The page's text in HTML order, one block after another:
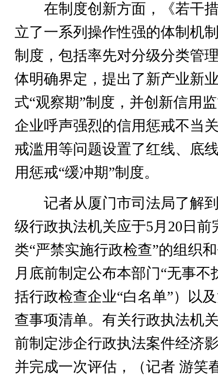
在制度创新方面，《若干措
立了一系列操作性强的体制机
制度，包括率先对分级分类管
体明确界定，提出了新产业新
式“观察期”制度，并创新信用
企业呼声强烈的信用惩戒不当
戒滥用等问题设置了红线、底
用惩戒“缓冲期”制度。
记者从厦门市司法局了解到
级行政执法机关应于5月20日前
类“严禁实施行政检查”的组织
月底前制定公布本部门“无事不
括行政检查企业“白名单”）以
查事项清单。有关行政执法机
前制定涉企行政执法案件经济
并完成一次评估，（记者 游笑